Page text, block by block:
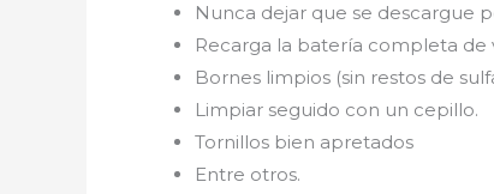
Nunca dejar que se descargue
Recarga la batería completa de
Bornes limpios (sin restos de
Limpiar seguido con un cepillo.
Tornillos bien apretados
Entre otros.